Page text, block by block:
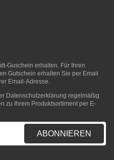
Guschein erhalten. Für Ihren
Gutschein erhalten Sie per Email
Email-Adresse.
Datenschutzerklärung regelmäßig
zu Ihrem Produktsortiment per E-
ABONNIEREN